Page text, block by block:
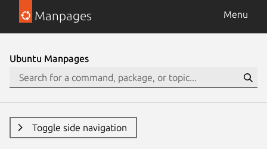
Manpages Menu
Ubuntu Manpages
Toggle side navigation